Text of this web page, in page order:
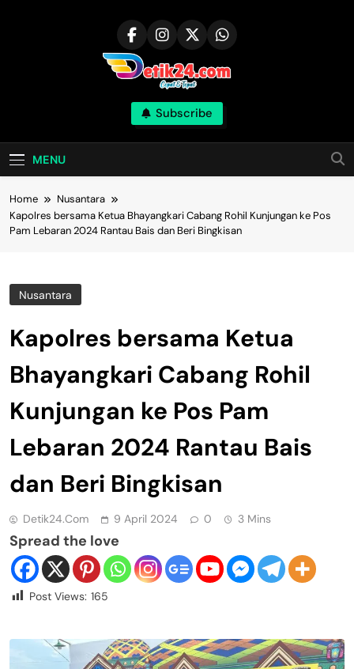
Subscribe
MENU
Home
Nusantara
Kapolres bersama Ketua Bhayangkari Cabang Rohil Kunjungan ke Pos
Pam Lebaran 2024 Rantau Bais dan Beri Bingkisan
Nusantara
Kapolres bersama Ketua
Bhayangkari Cabang Rohil
Kunjungan ke Pos Pam
Lebaran 2024 Rantau Bais
dan Beri Bingkisan
Detik24.com 9 April 2024 0 3 Mins
Spread the love
Post Views: 165